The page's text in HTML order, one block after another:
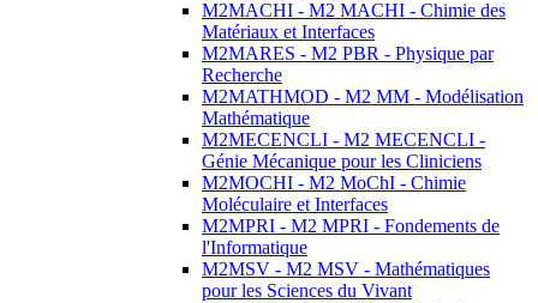
M2MACHI - M2 MACHI - Chimie des
Matériaux et Interfaces
M2MARES - M2 PBR - Physique par
Recherche
M2MATHMOD - M2 MM - Modélisation
Mathématique
M2MECENCLI - M2 MECENCLI -
Génie Mécanique pour les Cliniciens
M2MOCHI - M2 MoChI - Chimie
Moléculaire et Interfaces
M2MPRI - M2 MPRI - Fondements de
l'Informatique
M2MSV - M2 MSV - Mathématiques
pour les Sciences du Vivant